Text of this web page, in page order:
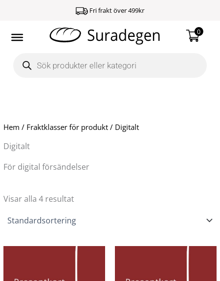
innehåll
Fri frakt över 499kr
0
search
Hem / Fraktklasser för produkt / Digitalt
Digitalt
För digital försändelser
Visar alla 4 resultat